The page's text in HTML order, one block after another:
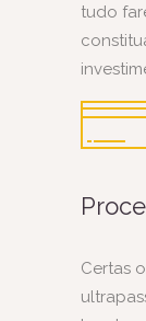
tudo
Certas